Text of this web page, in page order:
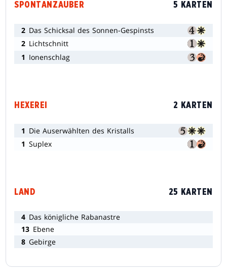
SPONTANZAUBER 5 KARTEN
2 Das Schicksal des Sonnen-Gespinsts
2 Lichtschnitt
1 Ionenschlag
HEXEREI 2 KARTEN
1 Die Auserwählten des Kristalls
1 Suplex
LAND 25 KARTEN
4 Das königliche Rabanastre
13 Ebene
8 Gebirge